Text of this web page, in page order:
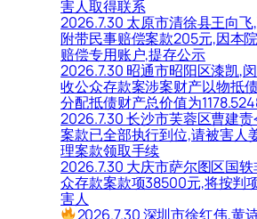
害人取得联系
2026.7.30 太原市清徐县王向
附带民事赔偿案款205元,因本
赔偿专用账户,提存公示
2026.7.30 昭通市昭阳区漆凯,
收公众存款案涉案财产以物抵
分配抵债财产总价值为
2026.7.30 长沙市芙蓉区曹建
案款已全部执行到位,请被害人
理案款领取手续
2026.7.30 大庆市萨尔图区国
众存款案款项38500元,将按判
害人
2026.7.30 深圳市徐红伟,黄